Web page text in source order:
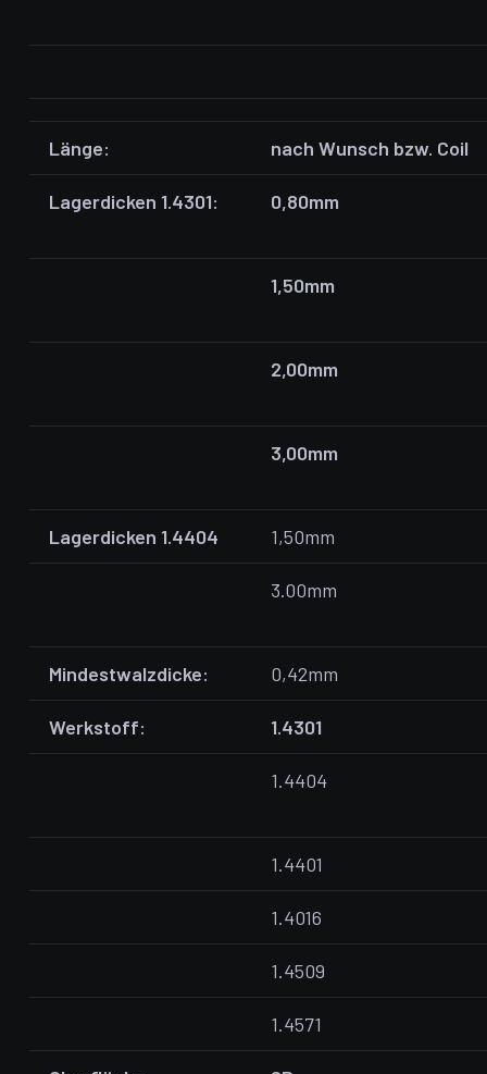
Länge: nach Wunsch bzw. Coil
Lagerdicken 1.4301: 0,80mm
1,50mm
2,00mm
3,00mm
Lagerdicken 1.4404 1,50mm
3.00mm
Mindestwalzdicke: 0,42mm
Werkstoff: 1.4301
1.4404
1.4401
1.4016
1.4509
1.4571